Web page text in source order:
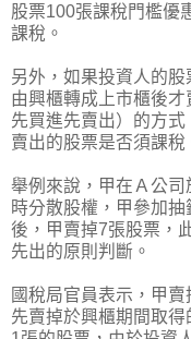
股票100張課稅門檻優
課稅。
另外，如果投資人的
由興櫃轉成上市櫃後
先買進先賣出）的方
賣出的股票是否須課稅
舉例來說，甲在Ａ公
時分散股權，甲參加
後，甲賣掉7張股票，
先出的原則判斷。
國稅局官員表示，甲
先賣掉於興櫃期間取